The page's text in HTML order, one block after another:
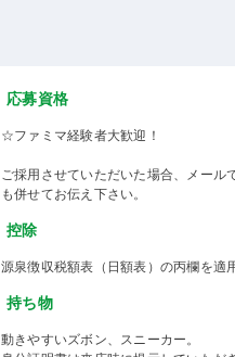
応募資格
☆ファミマ経験者大歓迎！
ご採用させていただいた場合、メール
も併せてお伝え下さい。
控除
源泉徴収税額表（日額表）の丙欄を適
持ち物
動きやすいズボン、スニーカー。